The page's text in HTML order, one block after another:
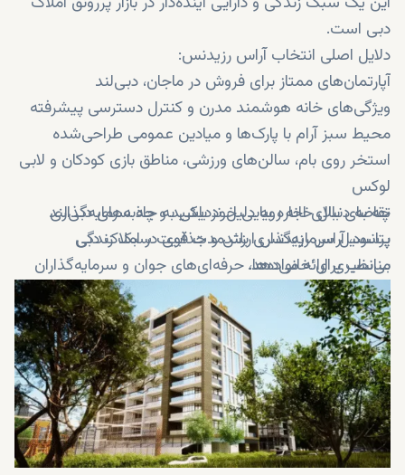
دبی است.
دلایل اصلی انتخاب آراس رزیدنس:
آپارتمان‌های ممتاز برای فروش در ماجان، دبی‌لند
ویژگی‌های خانه هوشمند مدرن و کنترل دسترسی پیشرفته
محیط سبز آرام با پارک‌ها و میادین عمومی طراحی‌شده
استخر روی بام، سالن‌های ورزشی، مناطق بازی کودکان و لابی
لوکس
تقاضای بالای اجاره به دلیل نزدیکی به جاذبه‌های دبی‌لند
پتانسیل سرمایه‌گذاری بلندمدت قوی در املاک دبی
مناسب برای خانواده‌ها، حرفه‌ای‌های جوان و سرمایه‌گذاران
چه به دنبال خانه رویایی خود باشید و چه سرمایه‌گذاری
پرسود، آراس رزیدنس ارزش و جذابیت سبک زندگی
بی‌نظیری ارائه می‌دهد.